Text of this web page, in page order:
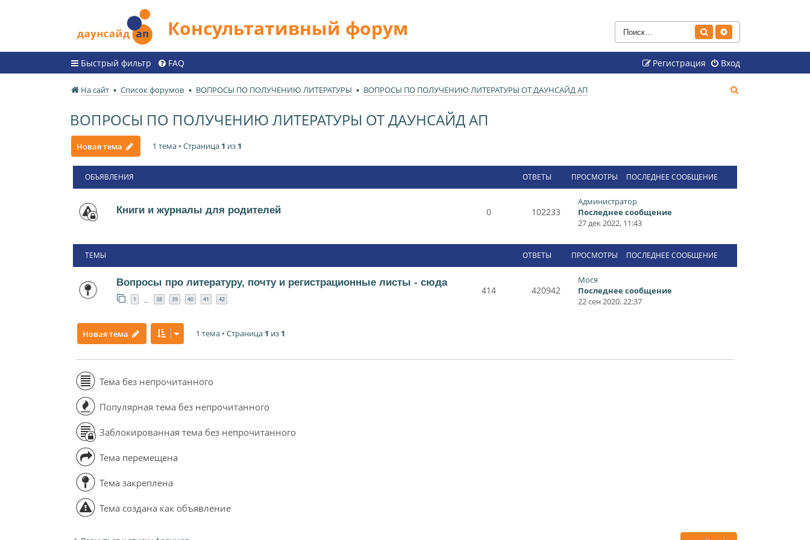
Консультативный форум Поиск
Быстрый фильтр FAQ Вход
Регистрация
На сайт Список форумов ВОПРОСЫ ПО ПОЛУЧЕНИЮ ЛИТЕРАТУРЫ ВОПРОСЫ ПО ПОЛУЧЕНИЮ ЛИТЕРАТУРЫ ОТ ДАУНСАЙД АП
ВОПРОСЫ ПО ПОЛУЧЕНИЮ ЛИТЕРАТУРЫ ОТ ДАУНСАЙД АП
Новая тема 1 тема • Страница 1 из 1
ОБЪЯВЛЕНИЯ ОТВЕТЫ ПРОСМОТРЫ ПОСЛЕДНЕЕ СООБЩЕНИЕ
Книги и журналы для родителей 0 102233
Администратор
Последнее сообщение
27 дек 2022, 11:43
ТЕМЫ ОТВЕТЫ ПРОСМОТРЫ ПОСЛЕДНЕЕ СООБЩЕНИЕ
Вопросы про литературу, почту и регистрационные листы - сюда
1 38 39 40 41 42
414 420942
Мося
Последнее сообщение
22 сен 2020, 22:37
Новая тема 1 тема • Страница 1 из 1
Тема без непрочитанного
Популярная тема без непрочитанного
Заблокированная тема без непрочитанного
Тема перемещена
Тема закреплена
Тема создана как объявление